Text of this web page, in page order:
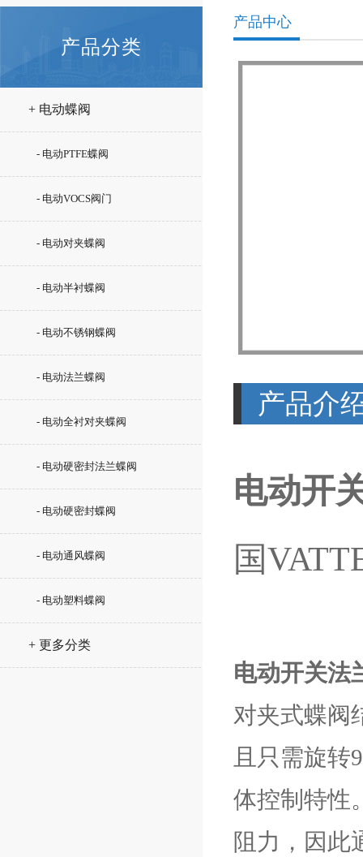
产品分类
+ 电动蝶阀
- 电动PTFE蝶阀
- 电动VOCS阀门
- 电动对夹蝶阀
- 电动半衬蝶阀
- 电动不锈钢蝶阀
- 电动法兰蝶阀
- 电动全衬对夹蝶阀
- 电动硬密封法兰蝶阀
- 电动硬密封蝶阀
- 电动通风蝶阀
- 电动塑料蝶阀
+ 更多分类
产品中心
产品介
电动开
国
电动开关法
对夹式蝶阀
且只需旋转
体控制特性
阻力，因此